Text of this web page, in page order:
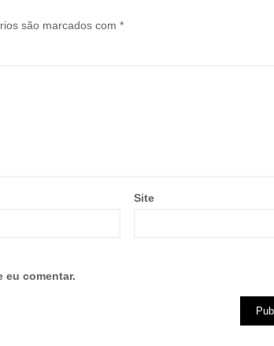
são marcados com *
Site
eu comentar.